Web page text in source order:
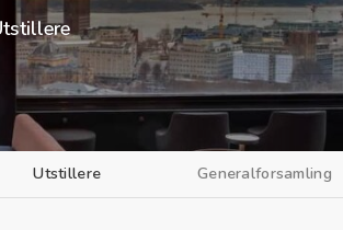
Utstillere Generalforsamling